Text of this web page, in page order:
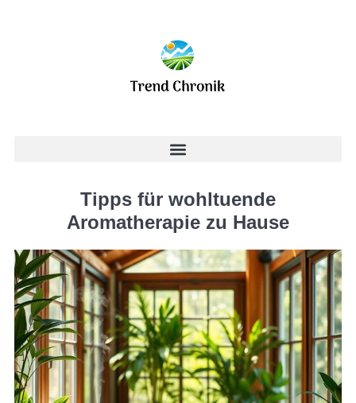
Tipps für wohltuende
Aromatherapie zu Hause